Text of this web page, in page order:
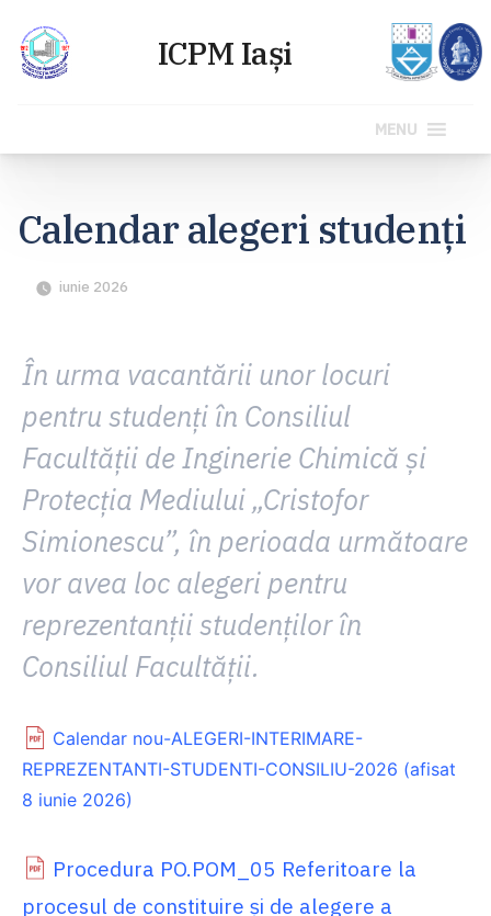
conținut
MENU
Calendar alegeri studenți
iunie 2026
În urma vacantării unor locuri
pentru studenți în Consiliul
Facultății de Inginerie Chimică și
Protecția Mediului „Cristofor
Simionescu”, în perioada următoare
vor avea loc alegeri pentru
reprezentanții studenților în
Consiliul Facultății.
Calendar nou-ALEGERI-INTERIMARE-
REPREZENTANTI-STUDENTI-CONSILIU-2026 (afisat
8 iunie 2026)
Procedura PO.POM_05 Referitoare la
procesul de constituire şi de alegere a